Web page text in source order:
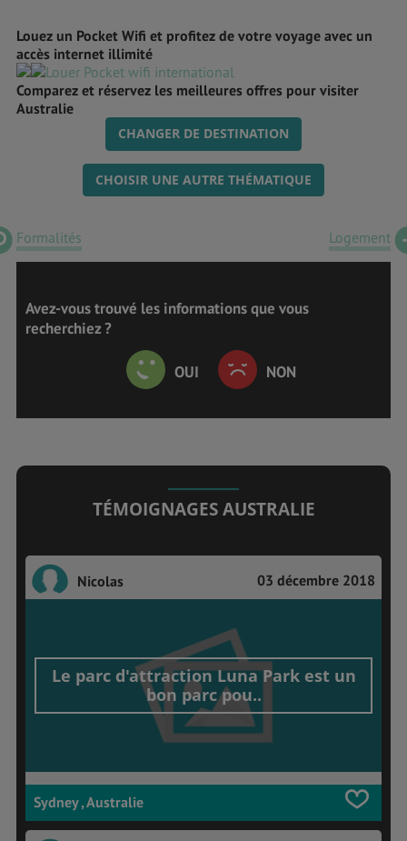
Louez un Pocket Wifi et profitez de votre voyage avec un
accès internet illimité
Comparez et réservez les meilleures offres pour visiter
Australie
CHANGER DE DESTINATION
CHOISIR UNE AUTRE THÉMATIQUE
Formalités Logement
Avez-vous trouvé les informations que vous
recherchiez ?
OUI NON
TÉMOIGNAGES AUSTRALIE
Nicolas 03 décembre 2018
Le parc d'attraction Luna Park est un
bon parc pou..
Sydney , Australie